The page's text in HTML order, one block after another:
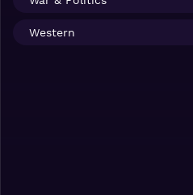
Western